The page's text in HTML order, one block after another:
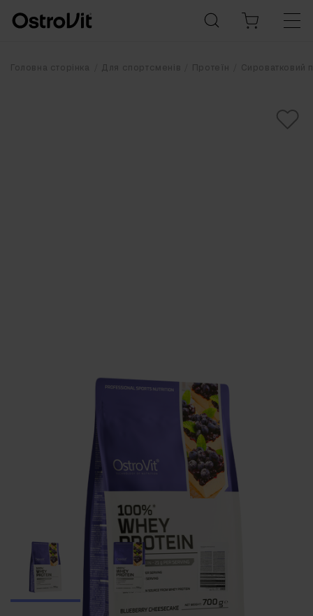
Головна сторінка Для спортсменів Протеїн Сироватковий